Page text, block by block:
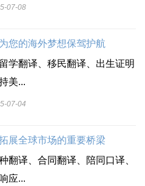
07-08
您的海外梦想保驾护航
学翻译、移民翻译、出生证明
美...
07-04
展全球市场的重要桥梁
翻译、合同翻译、陪同口译、
应...